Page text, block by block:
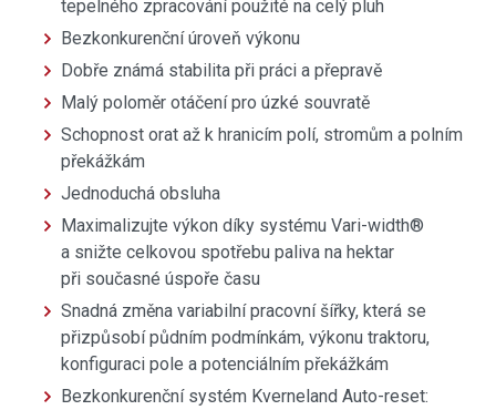
tepelného zpracování použité na celý pluh
Bezkonkurenční úroveň výkonu
Dobře známá stabilita při práci a přepravě
Malý poloměr otáčení pro úzké souvratě
Schopnost orat až k hranicím polí, stromům a polním
překážkám
Jednoduchá obsluha
Maximalizujte výkon díky systému Vari-width®
a snižte celkovou spotřebu paliva na hektar
při současné úspoře času
Snadná změna variabilní pracovní šířky, která se
přizpůsobí půdním podmínkám, výkonu traktoru,
konfiguraci pole a potenciálním překážkám
Bezkonkurenční systém Kverneland Auto-reset: